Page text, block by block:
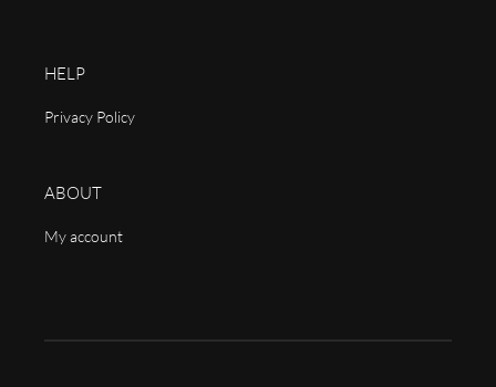
HELP
Privacy Policy
ABOUT
My account